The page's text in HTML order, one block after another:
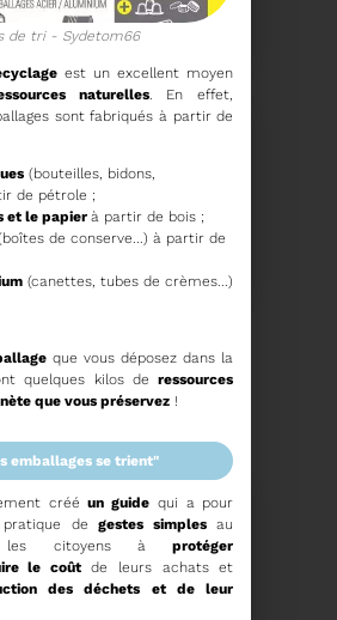
VALIENTE RÉÉLU
(2023-
SYNDICAL DU
DU
DU
27 MAI A
de tri - Sydetom66
est un excellent moyen
naturelles. En effet,
sont fabriqués à partir de
(bouteilles, bidons,
de pétrole ;
et le papier à partir de bois ;
de conserve...) à partir de
(canettes, tubes de crèmes...)
que vous déposez dans la
quelques kilos deressources
que vous préservez!
emballages se trient"
crééun guide qui a pour
degestes simplesau
les citoyens àprotéger
le coûtde leurs achats et
des déchets et de leur